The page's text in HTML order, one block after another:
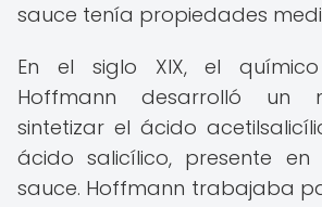
sauce tenía propiedades
En el siglo XIX, el
Hoffmann desarrolló un
sintetizar el ácido
ácido salicílico, presente
sauce. Hoffmann trabajaba